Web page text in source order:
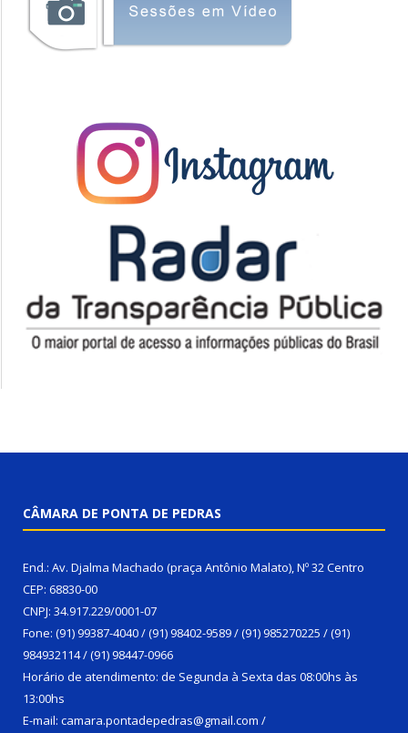
CÂMARA DE PONTA DE PEDRAS
End.: Av. Djalma Machado (praça Antônio Malato), Nº 32 Centro
CEP: 68830-00
CNPJ: 34.917.229/0001-07
Fone: (91) 99387-4040 / (91) 98402-9589 / (91) 985270225 / (91)
984932114 / (91) 98447-0966
Horário de atendimento: de Segunda à Sexta das 08:00hs às
13:00hs
E-mail: camara.pontadepedras@gmail.com /